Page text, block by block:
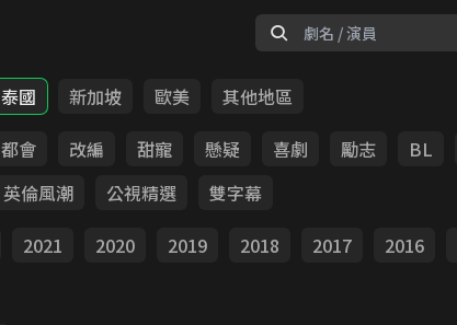
泰國 新加坡 歐美
其他地區
都會 改編 甜寵 懸疑 喜劇 勵志 BL
英倫風潮 公視精選
雙字幕
2021 2020 2019 2018 2017 2016